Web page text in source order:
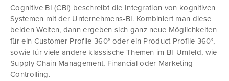
Cognitive BI (CBI) beschreibt die Integration von kognitiven
Systemen mit der Unternehmens-BI. Kombiniert man diese
beiden Welten, dann ergeben sich ganz neue Möglichkeiten
für ein Customer Profile 360° oder ein Product Profile 360°,
sowie für viele andere klassische Themen im BI-Umfeld, wie
Supply Chain Management, Financial oder Marketing
Controlling.